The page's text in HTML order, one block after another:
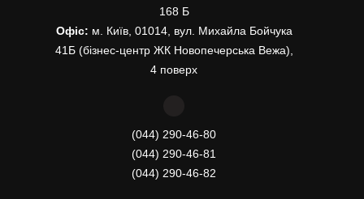
168 Б
Офіс: м. Київ, 01014, вул. Михайла Бойчука
41Б (бізнес-центр ЖК Новопечерська Вежа),
4 поверх
(044) 290-46-80
(044) 290-46-81
(044) 290-46-82